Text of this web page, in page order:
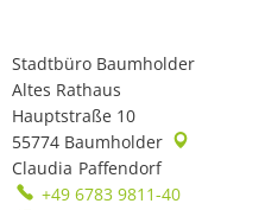
Stadtbüro Baumholder
Altes Rathaus
Hauptstraße 10
55774 Baumholder
Claudia Paffendorf
+49 6783 9811-40